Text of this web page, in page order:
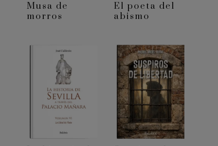
Musa de
morros
El poeta del
abismo